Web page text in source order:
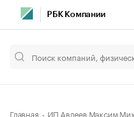
РБК Компании
Главная ИП Авдеев Максим